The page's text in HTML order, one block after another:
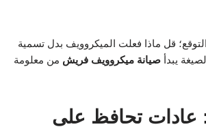
قل ماذا فعلت الميكروويف بدل تسمية
يبدأ صيانة ميكروويف فريش من معلومة
عادات تحافظ على